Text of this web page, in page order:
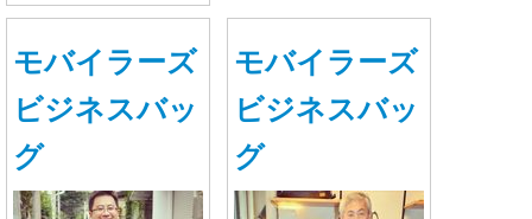
モバイラーズ
ビジネスバッ
グ
モバイラーズ
ビジネスバッ
グ